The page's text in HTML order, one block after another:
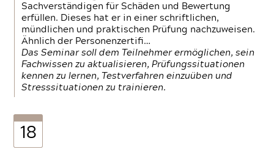
Sachverständigen für Schäden und Bewertung
erfüllen. Dieses hat er in einer schriftlichen,
mündlichen und praktischen Prüfung nachzuweisen.
Ähnlich der Personenzertifi…
Das Seminar soll dem Teilnehmer ermöglichen, sein
Fachwissen zu aktualisieren, Prüfungssituationen
kennen zu lernen, Testverfahren einzuüben und
Stresssituationen zu trainieren.
18